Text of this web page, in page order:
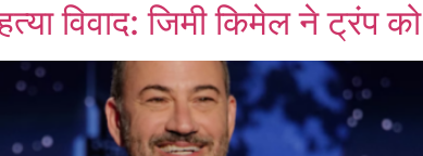
हत्या विवाद: जिमी किमेल ने